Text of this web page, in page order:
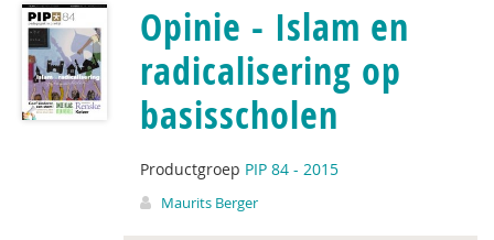
Opinie - Islam en
radicalisering op
basisscholen
Productgroep PIP 84 - 2015
Maurits Berger